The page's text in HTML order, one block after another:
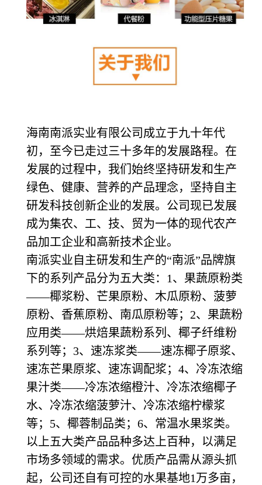
海南南派实业有限公司成立于九十年代
初，至今已走过三十多年的发展路程。在
发展的过程中，我们始终坚持研发和生产
绿色、健康、营养的产品理念，坚持自主
研发科技创新企业的发展。公司现已发展
成为集农、工、技、贸为一体的现代农产
品加工企业和高新技术企业。
南派实业自主研发和生产的“南派”品牌旗
下的系列产品分为五大类：1、果蔬原粉类
——椰浆粉、芒果原粉、木瓜原粉、菠萝
原粉、香蕉原粉、南瓜原粉等；2、果蔬粉
应用类——烘焙果蔬粉系列、椰子纤维粉
系列等；3、速冻浆类——速冻椰子原浆、
速冻芒果原浆、速冻调配浆；4、冷冻浓缩
果汁类——冷冻浓缩橙汁、冷冻浓缩椰子
水、冷冻浓缩菠萝汁、冷冻浓缩柠檬浆
等；5、椰蓉制品类；6、常温水果浆类。
以上五大类产品品种多达上百种，以满足
市场多领域的需求。优质产品需从源头抓
起，公司还自有可控的水果基地1万多亩，